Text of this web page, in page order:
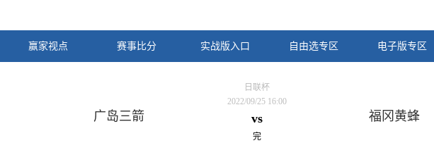
赢家视点 赛事比分 实战版入口 自由选专区 电子版专区
日联杯
2022/09/25 16:00
vs
完
广岛三箭 福冈黄蜂